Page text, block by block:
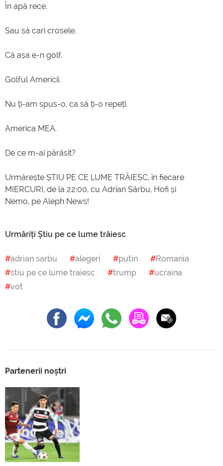
În apă rece.
Sau să cari crosele.
Că așa e-n golf.
Golful Americii.
Nu ți-am spus-o, ca să ți-o repeți.
America MEA.
De ce m-ai părăsit?
Urmărește ȘTIU PE CE LUME TRĂIESC, în fiecare
MIERCURI, de la 22:00, cu Adrian Sârbu, Hofi și
Nemo, pe Aleph News!
Urmăriți Știu pe ce lume trăiesc
adrian sarbu alegeri putin
Romania
stiu pe ce lume traiesc
trump
ucraina
vot
Partenerii noștri